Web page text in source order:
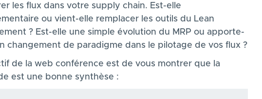
les flux dans votre supply chain. Est-elle
ou vient-elle remplacer les outils du Lean
? Est-elle une simple évolution du MRP ou apporte-
changement de paradigme dans le pilotage de vos flux ?
de la web conférence est de vous montrer que la
est une bonne synthèse :